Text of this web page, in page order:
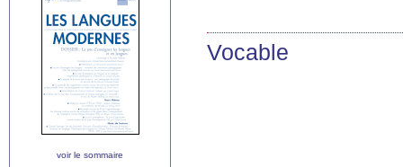
Vocable
voir le sommaire